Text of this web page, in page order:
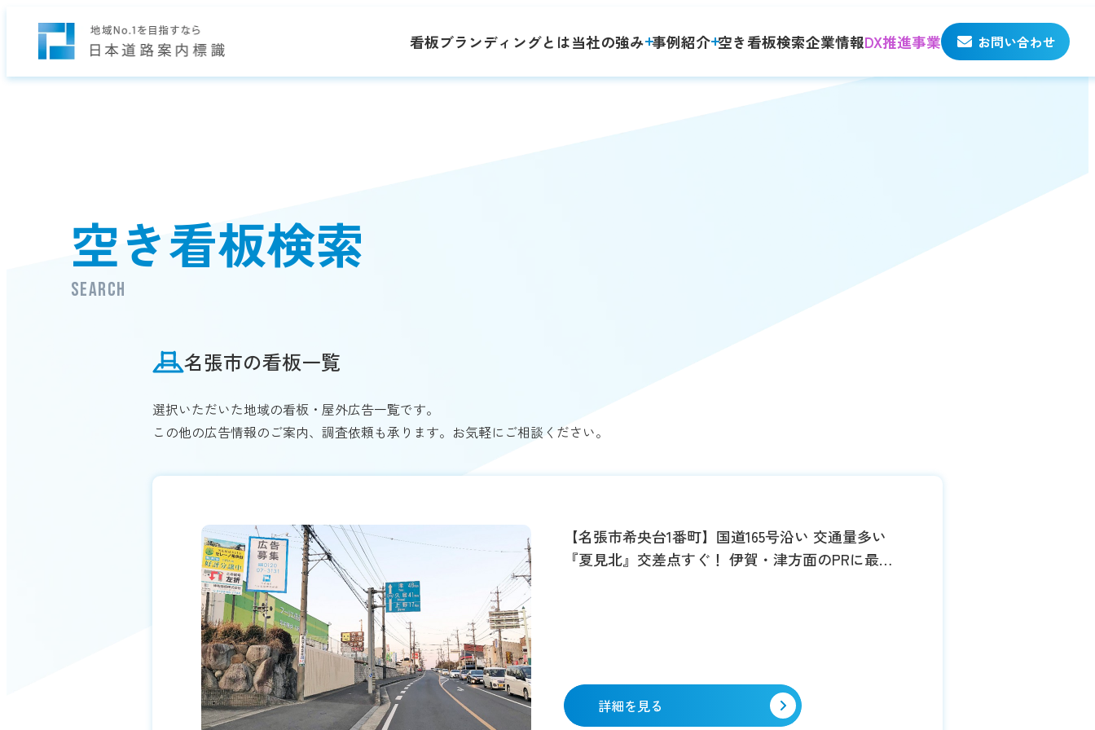
看板ブランディングとは当社の強み 事例紹介 空き看板検索企業情報DX推進事業 お問い合わせ
空き看板検索
search
名張市の看板一覧
選択いただいた地域の看板・屋外広告一覧です。
この他の広告情報のご案内、調査依頼も承ります。お気軽にご相談ください。
【名張市希央台1番町】国道165号沿い 交通量多い
『夏見北』交差点すぐ！ 伊賀・津方面のPRに最
詳細を見る